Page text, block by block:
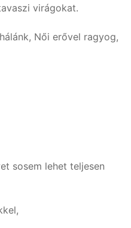
virágokat.
Női erővel ragyog,
sosem lehet teljesen